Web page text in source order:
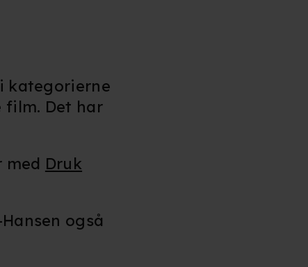
kategorierne
film. Det har
med Druk
også